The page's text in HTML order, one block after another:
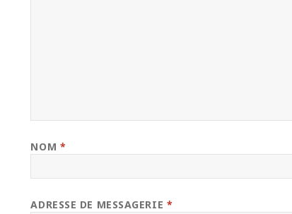
NOM *
ADRESSE DE MESSAGERIE *